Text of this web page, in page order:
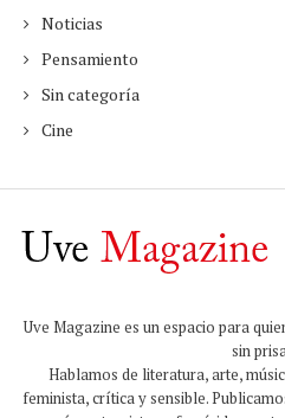
Noticias
Pensamiento
Sin categoría
Cine
Uve Magazine es un espacio para
sin
Hablamos de literatura, arte,
feminista, crítica y sensible.